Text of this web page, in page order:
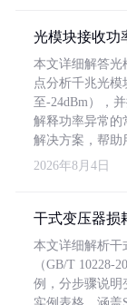
光模块接收功
本文详细解答光
点分析千兆光
至-24dBm），
解释功率异常的
解决方案，帮助
2026年8月4日
干式变压器损
本文详细解析干
（GB/T 10228-
例，分步骤说明